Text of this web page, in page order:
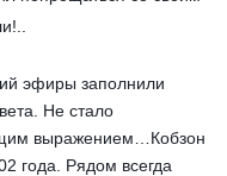
эфиры заполнили
Не стало
выражением…Кобзон
года. Рядом всегда